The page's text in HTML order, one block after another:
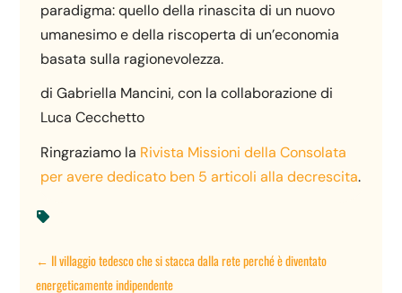
paradigma: quello della rinascita di un nuovo
umanesimo e della riscoperta di un’economia
basata sulla ragionevolezza.
di Gabriella Mancini, con la collaborazione di
Luca Cecchetto
Ringraziamo la Rivista Missioni della Consolata
per avere dedicato ben 5 articoli alla decrescita.

← Il villaggio tedesco che si stacca dalla rete perché è diventato
energeticamente indipendente